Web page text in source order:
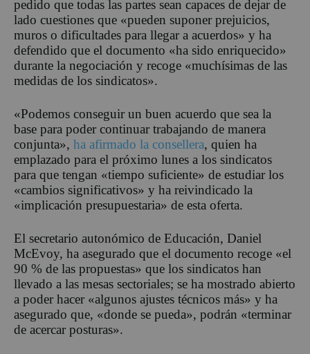
pedido que todas las partes sean capaces de dejar de
lado cuestiones que «pueden suponer prejuicios,
muros o dificultades para llegar a acuerdos» y ha
defendido que el documento «ha sido enriquecido»
durante la negociación y recoge «muchísimas de las
medidas de los sindicatos».
«Podemos conseguir un buen acuerdo que sea la
base para poder continuar trabajando de manera
conjunta», ha afirmado la consellera, quien ha
emplazado para el próximo lunes a los sindicatos
para que tengan «tiempo suficiente» de estudiar los
«cambios significativos» y ha reivindicado la
«implicación presupuestaria» de esta oferta.
El secretario autonómico de Educación, Daniel
McEvoy, ha asegurado que el documento recoge «el
90 % de las propuestas» que los sindicatos han
llevado a las mesas sectoriales; se ha mostrado abierto
a poder hacer «algunos ajustes técnicos más» y ha
asegurado que, «donde se pueda», podrán «terminar
de acercar posturas».